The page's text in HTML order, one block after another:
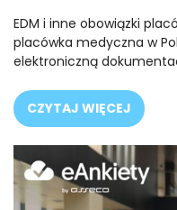
EDM i inne obowiązki
placówka medyczna w
elektroniczną
CZYTAJ WIĘCEJ